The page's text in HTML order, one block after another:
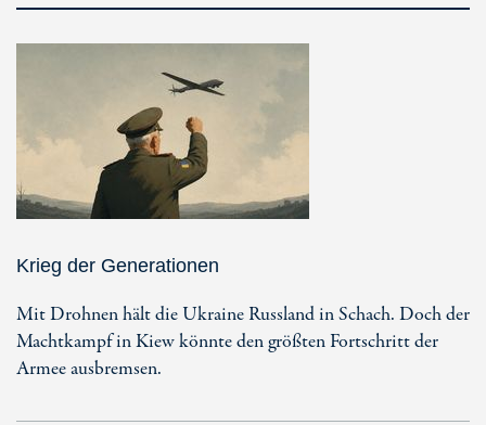
Krieg der Generationen
Mit Drohnen hält die Ukraine Russland in Schach. Doch der
Machtkampf in Kiew könnte den größten Fortschritt der
Armee ausbremsen.